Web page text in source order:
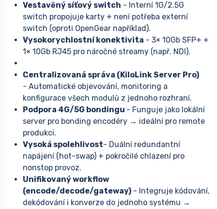
Vestavěný síťový switch - Interní 1G/2.5G
switch propojuje karty + není potřeba externí
switch (oproti OpenGear například).
Vysokorychlostní konektivita - 3× 10Gb SFP+ +
1× 10Gb RJ45 pro náročné streamy (např. NDI).
Centralizovaná správa (KiloLink Server Pro)
- Automatické objevování, monitoring a
konfigurace všech modulů z jednoho rozhraní.
Podpora 4G/5G bondingu - Funguje jako lokální
server pro bonding encodéry → ideální pro remote
produkci.
Vysoká spolehlivost- Duální redundantní
napájení (hot-swap) + pokročilé chlazení pro
nonstop provoz.
Unifikovaný workflow
(encode/decode/gateway) - Integruje kódování,
dekódování i konverze do jednoho systému →